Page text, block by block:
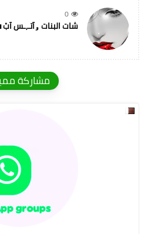
0
شات البنات ۅآتـ,ـس
مشاركة